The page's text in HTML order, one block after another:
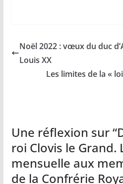
Noël 2022 : vœux du duc
Louis XX
Les limites de la «
Une réflexion sur “
roi Clovis le Grand.
mensuelle aux
de la Confrérie